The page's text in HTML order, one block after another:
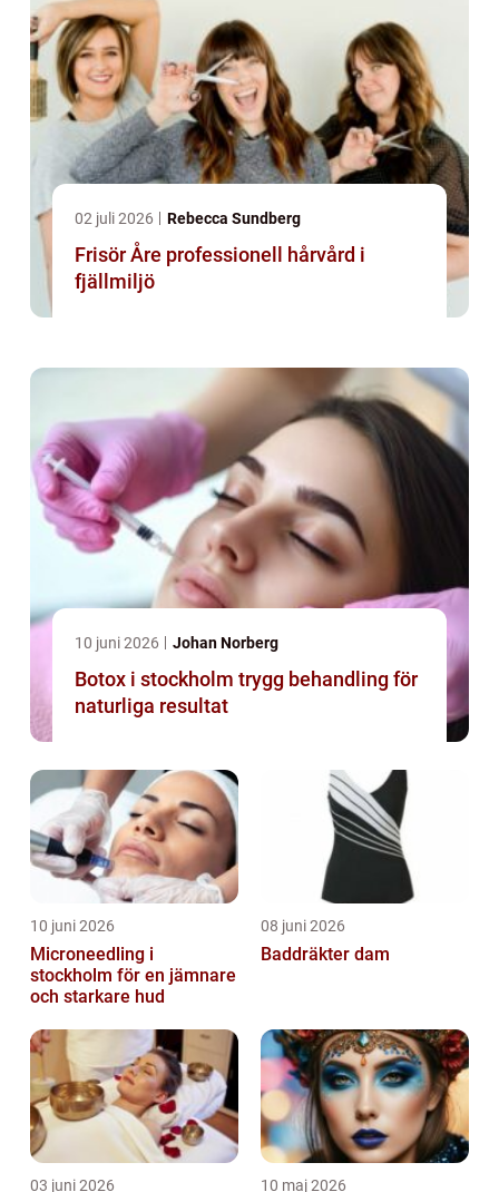
02 juli 2026 Rebecca Sundberg
Frisör Åre professionell hårvård i
fjällmiljö
10 juni 2026 Johan Norberg
Botox i stockholm trygg behandling för
naturliga resultat
10 juni 2026
Microneedling i
stockholm för en jämnare
och starkare hud
08 juni 2026
Baddräkter dam
03 juni 2026 10 maj 2026